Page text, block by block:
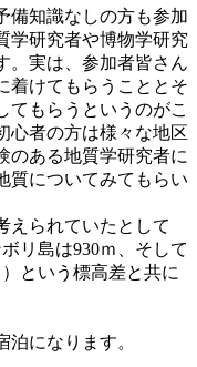
備知識なしの方も参加
学研究者や博物学研究
。実は、参加者皆さん
着けてもらうこととそ
てもらうというのがこ
心者の方は様々な地区
のある地質学研究者に
質についてみてもらい
えられていたとして
リ島は930ｍ、そして
という標高差と共に
になります。